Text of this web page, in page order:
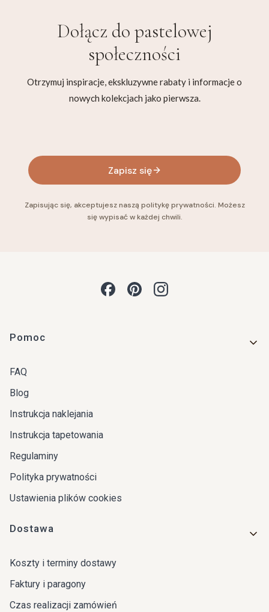
Dołącz do pastelowej
społeczności
Otrzymuj inspiracje, ekskluzywne rabaty i informacje o
nowych kolekcjach jako pierwsza.
Zapisz się
Zapisując się, akceptujesz naszą politykę prywatności. Możesz
się wypisać w każdej chwili.
Linki w stopce
Pomoc
FAQ
Blog
Instrukcja naklejania
Instrukcja tapetowania
Regulaminy
Polityka prywatności
Ustawienia plików cookies
Dostawa
Koszty i terminy dostawy
Faktury i paragony
Czas realizacji zamówień